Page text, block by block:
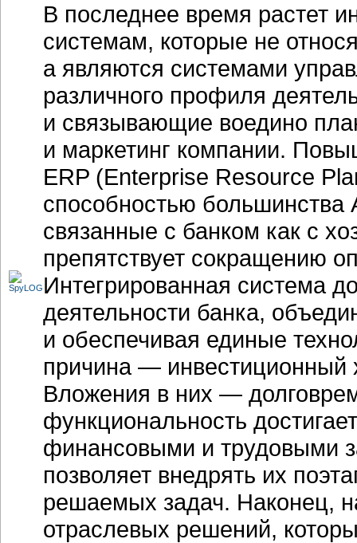
В последнее время растет
системам, которые не
а являются системами
различного профиля
и связывающие воедино
и маркетинг компании.
ERP (Enterprise Resource
способностью
связанные с банком как с
препятствует сокращению
Интегрированная система
деятельности банка,
и обеспечивая единые
причина — инвестиционный
Вложения в них —
функциональность
финансовыми и трудовыми
позволяет внедрять их
решаемых задач. Наконец,
отраслевых решений,